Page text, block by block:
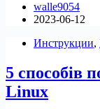
‘Find’
walle9054
2023-06-12
Инструкции,
5 способів
Linux